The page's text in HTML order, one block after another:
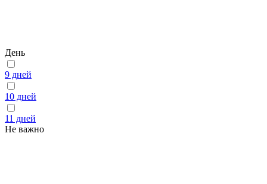
День
9 дней
10 дней
11 дней
Не важно